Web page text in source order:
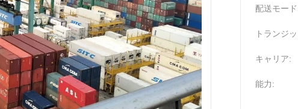
配送モー
トランジ
キャリア:
能力: